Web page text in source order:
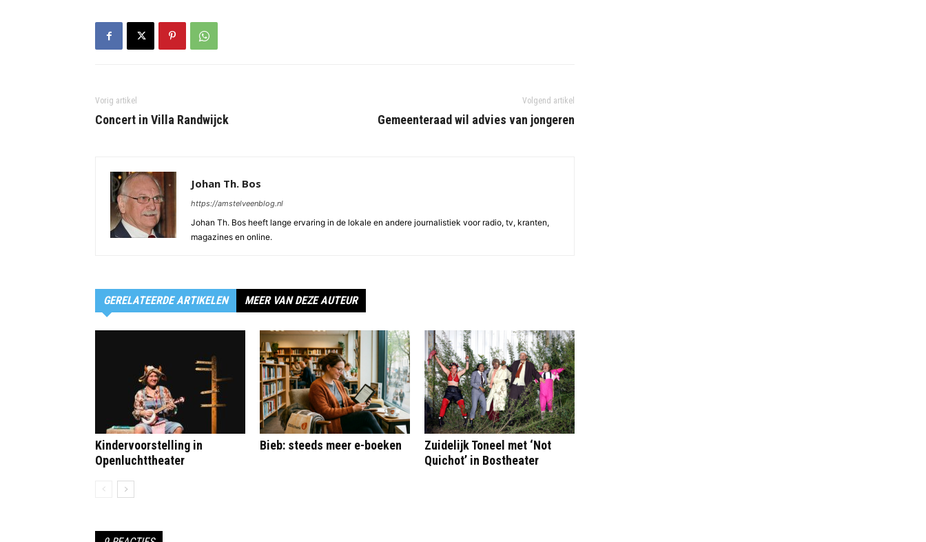
Vorig artikel
Concert in Villa Randwijck
Volgend artikel
Gemeenteraad wil advies van jongeren
Johan Th. Bos
https://amstelveenblog.nl
Johan Th. Bos heeft lange ervaring in de lokale en andere journalistiek voor radio, tv, kranten,
magazines en online.
GERELATEERDE ARTIKELEN MEER VAN DEZE AUTEUR
Kindervoorstelling in
Openluchttheater
Bieb: steeds meer e-boeken
Zuidelijk Toneel met ‘Not
Quichot’ in Bostheater